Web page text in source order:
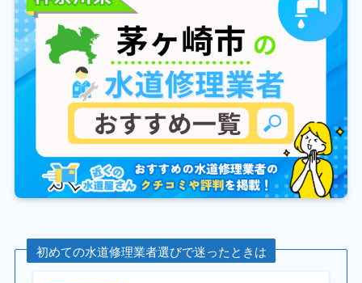
初めての水道修理業者選びで迷ったときは